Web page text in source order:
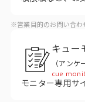
マーケティン
マーケティン
※営業目的のお問い合わ
キュー
（アンケ
cue
モニター専用サ